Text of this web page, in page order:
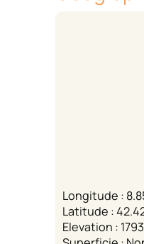
Longitude :
Latitude :
Elevation : 1793